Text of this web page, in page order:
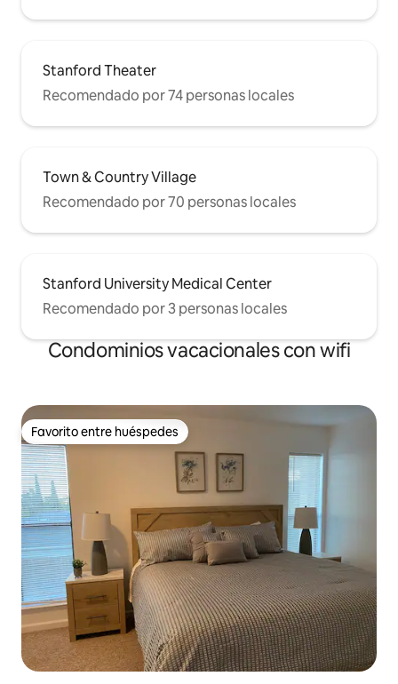
Stanford Theater
Recomendado por 74 personas locales
Town & Country Village
Recomendado por 70 personas locales
Stanford University Medical Center
Recomendado por 3 personas locales
Condominios vacacionales con wifi
Favorito entre huéspedes
Favorito entre huéspedes